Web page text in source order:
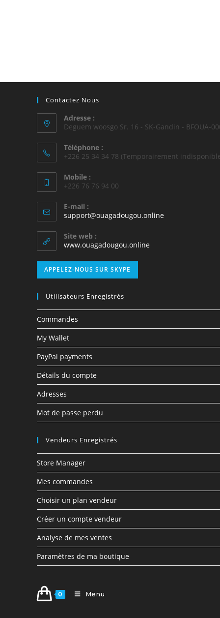
Contactez Nous
Adresse :
Deguem woosgo Sr. 16 - SK-Gandin - BFOUA-
Téléphone :
+226 25 34 34 78 (Temporairement
Mobile :
+226 76 76 94 00
E-mail :
support@ouagadougou.online
Site web :
www.ouagadougou.online
APPELEZ-NOUS SUR SKYPE
Utilisateurs Enregistrés
Commandes
My Wallet
PayPal payments
Détails du compte
Adresses
Mot de passe perdu
Vendeurs Enregistrés
Store Manager
Mes commandes
Choisir un plan vendeur
Créer un compte vendeur
Analyse de mes ventes
Paramètres de ma boutique
0 Menu